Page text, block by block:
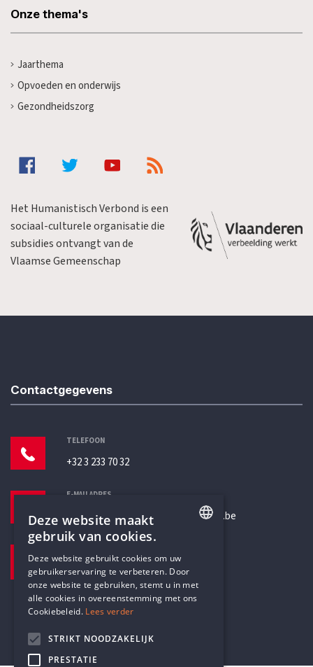
Onze thema's
Jaarthema
Opvoeden en onderwijs
Gezondheidszorg
Het Humanistisch Verbond is een
sociaal-culturele organisatie die
subsidies ontvangt van de
Vlaamse Gemeenschap
Contactgegevens
TELEFOON
+32 3 233 70 32
E-MAILADRES
secretariaat@humanistischverbond.be
Pottenbrug 4
Antwerpen, 2000
DUTCH
Deze website maakt
gebruik van cookies.
Deze website gebruikt cookies om uw
gebruikerservaring te verbeteren. Door
onze website te gebruiken, stemt u in met
alle cookies in overeenstemming met ons
Cookiebeleid. Lees verder
STRIKT NOODZAKELIJK
PRESTATIE